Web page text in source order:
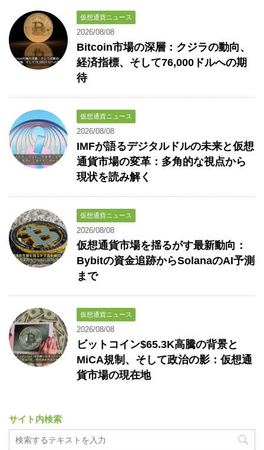
仮想通貨ニュース
2026/08/08
Bitcoin市場の深層：クジラの動向、
経済指標、そして76,000ドルへの期
待
仮想通貨ニュース
2026/08/08
IMFが語るデジタルドルの未来と仮想
通貨市場の変革：多角的な視点から
現状を読み解く
仮想通貨ニュース
2026/08/08
仮想通貨市場を揺るがす最新動向：
Bybitの資金追跡からSolanaのAI予測
まで
仮想通貨ニュース
2026/08/08
ビットコイン$65.3K高騰の背景と
MiCA規制、そして政治の影：仮想通
貨市場の現在地
サイト内検索